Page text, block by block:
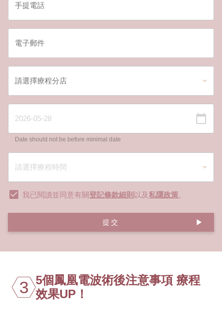
Date should not be before minimal date
我已閱讀並同意有關登記條款細則 以及私隱政策。
提交
3 5個鳳凰電波術後注意事項 療程
效果UP！